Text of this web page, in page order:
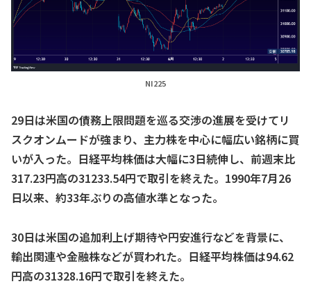
NI225
29日は米国の債務上限問題を巡る交渉の進展を受けてリ
スクオンムードが強まり、主力株を中心に幅広い銘柄に買
いが入った。日経平均株価は大幅に3日続伸し、前週末比
317.23円高の31233.54円で取引を終えた。1990年7月26
日以来、約33年ぶりの高値水準となった。
30日は米国の追加利上げ期待や円安進行などを背景に、
輸出関連や金融株などが買われた。日経平均株価は94.62
円高の31328.16円で取引を終えた。